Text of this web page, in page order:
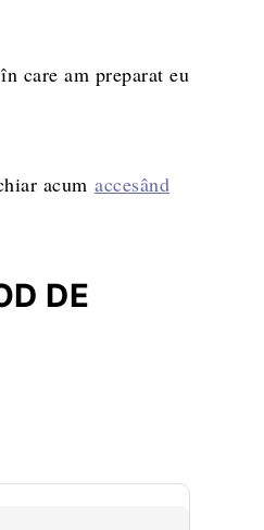
care am preparat eu
acum accesând
DE